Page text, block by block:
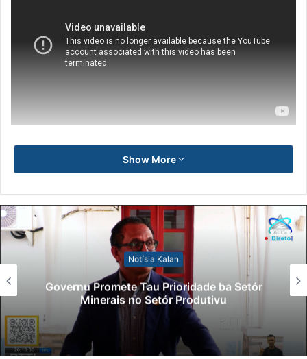
Show More
Prioridade ba Setór
Setór Produtivu
Lei
Polisiál